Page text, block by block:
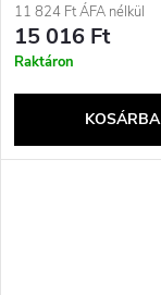
11 824 Ft ÁFA nélkül
15 016 Ft
Raktáron
KOSÁRBA